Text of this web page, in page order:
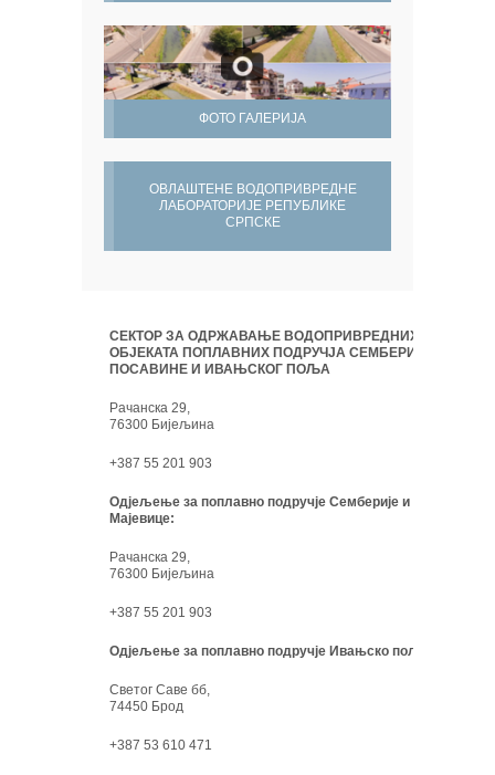
ФОТО ГАЛЕРИЈА
ОВЛАШТЕНЕ ВОДОПРИВРЕДНЕ
ЛАБОРАТОРИЈЕ РЕПУБЛИКЕ
СРПСКЕ
СЕКТОР ЗА ОДРЖАВАЊЕ ВОДОПРИВРЕДНИХ
ОБЈЕКАТА ПОПЛАВНИХ ПОДРУЧЈА СЕМБЕРИЈЕ,
ПОСАВИНЕ И ИВАЊСКОГ ПОЉА
Рачанска 29,
76300 Бијељина
+387 55 201 903
Одјељење за поплавно подручје Семберије и
Мајевице:
Рачанска 29,
76300 Бијељина
+387 55 201 903
Одјељење за поплавно подручје Ивањско поље:
Светог Саве бб,
74450 Брод
+387 53 610 471